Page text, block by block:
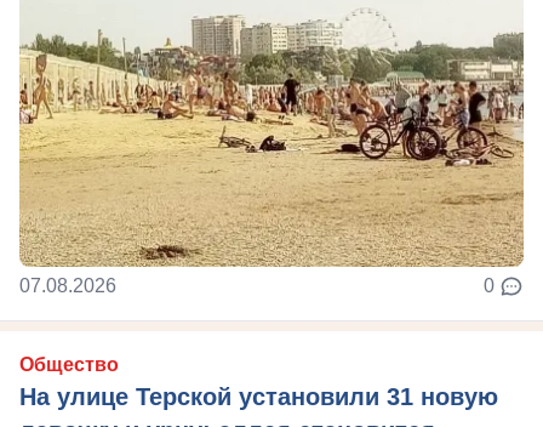
07.08.2026 0
Общество
На улице Терской установили 31 новую